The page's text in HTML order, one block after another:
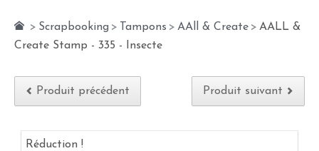
> Scrapbooking > Tampons > AAll & Create > AALL &
Create Stamp - 335 - Insecte
Produit précédent Produit suivant
Réduction !